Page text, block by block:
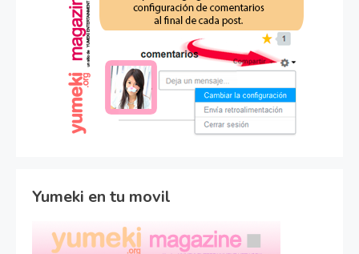
Yumeki en tu movil